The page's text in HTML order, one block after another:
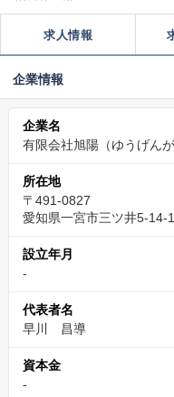
求人情報
企業情報
企業名
有限会社旭陽（ゆうげん
所在地
〒491-0827
愛知県一宮市三ツ井5-14-
設立年月
-
代表者名
早川 昌導
資本金
-